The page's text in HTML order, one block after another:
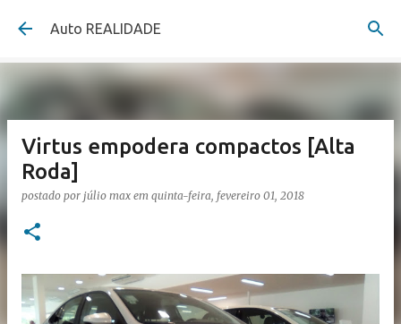
Pular para o conteúdo principal
Auto REALIDADE
Virtus empodera compactos [Alta
Roda]
postado por júlio max em quinta-feira, fevereiro 01, 2018